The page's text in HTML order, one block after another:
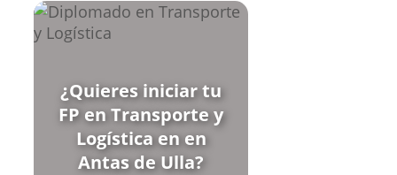
¿Quieres iniciar tu
FP en Transporte y
Logística en en
Antas de Ulla?